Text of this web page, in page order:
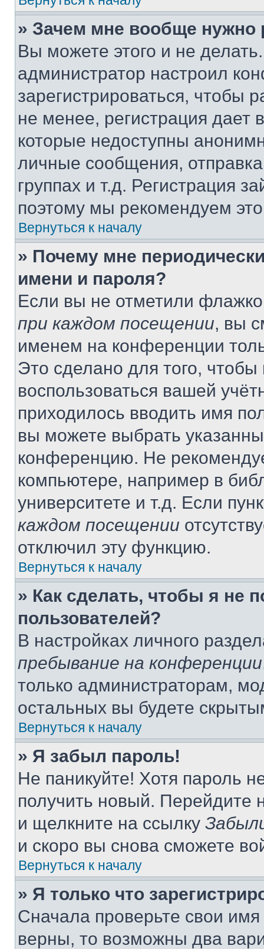
» Зачем мне вообще нужно
Вы можете этого и не
администратор настроил
зарегистрироваться, чтобы
не менее, регистрация
которые недоступны
личные сообщения,
группах и т.д. Регистрация
поэтому мы рекомендуем
Вернуться к началу
» Почему мне
имени и пароля?
Если вы не отметили
при каждом посещении, вы
именем на конференции
Это сделано для того, чтобы
воспользоваться вашей
приходилось вводить имя
вы можете выбрать
конференцию. Не
компьютере, например в
университете и т.д. Если
каждом посещении
отключил эту функцию.
Вернуться к началу
» Как сделать, чтобы я не
пользователей?
В настройках личного
пребывание на конференции
только администраторам,
остальных вы будете
Вернуться к началу
» Я забыл пароль!
Не паникуйте! Хотя пароль
получить новый. Перейдите
и щелкните на ссылку
и скоро вы снова сможете
Вернуться к началу
» Я только что
Сначала проверьте свои
верны, то возможны два